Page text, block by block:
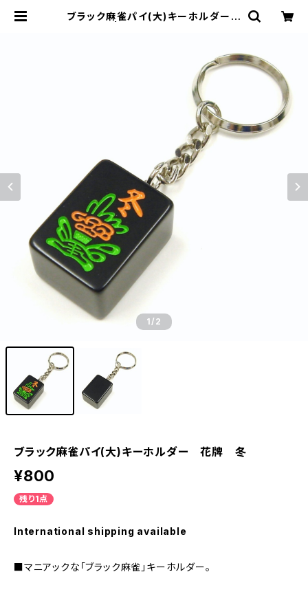
ブラック麻雀パイ(大)キーホルダー
1/2
ブラック麻雀パイ(大)キーホルダー 花牌 冬
¥800
残り1点
International shipping available
■マニアックな「ブラック麻雀」キーホルダー。